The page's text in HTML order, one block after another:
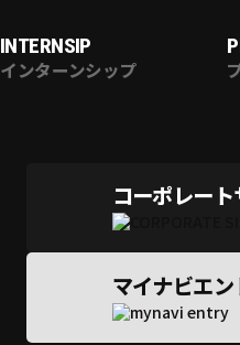
INTERNSIP
インターンシップ
コーポレート
マイナビエ